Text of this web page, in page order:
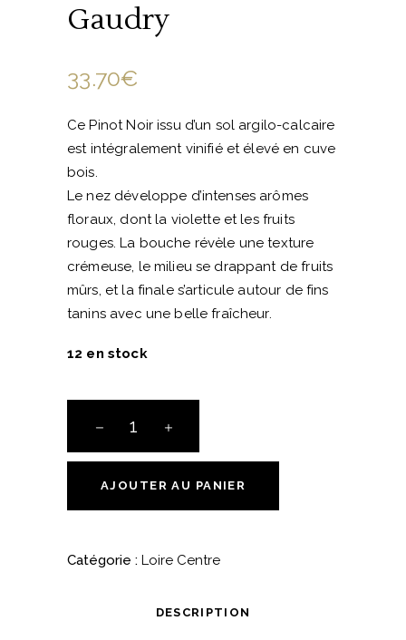
Gaudry
33.70€
Ce Pinot Noir issu d’un sol argilo-calcaire
est intégralement vinifié et élevé en cuve
bois.
Le nez développe d’intenses arômes
floraux, dont la violette et les fruits
rouges. La bouche révèle une texture
crémeuse, le milieu se drappant de fruits
mûrs, et la finale s’articule autour de fins
tanins avec une belle fraîcheur.
12 en stock
Sancerre
Rouge
-
AJOUTER AU PANIER
Catégorie : Loire Centre
DESCRIPTION